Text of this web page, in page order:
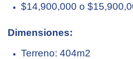
$14,900,000 o
Dimensiones:
Terreno: 404m2